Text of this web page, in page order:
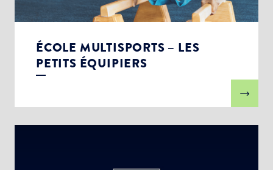
ÉCOLE MULTISPORTS – LES
PETITS ÉQUIPIERS